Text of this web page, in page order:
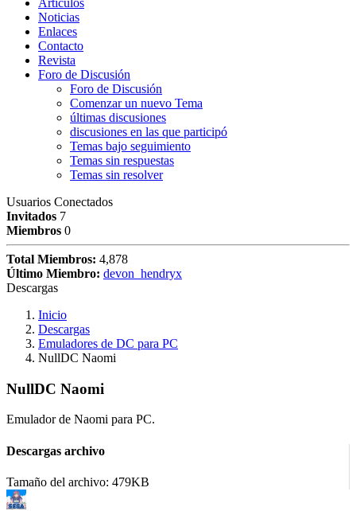
Artículos
Noticias
Enlaces
Contacto
Revista
Foro de Discusión
Foro de Discusión
Comenzar un nuevo Tema
últimas discusiones
discusiones en las que participó
Temas bajo seguimiento
Temas sin respuestas
Temas sin resolver
Usuarios Conectados
Invitados 7
Miembros 0
Total Miembros: 4,878
Último Miembro: devon_hendryx
Descargas
Inicio
Descargas
Emuladores de DC para PC
NullDC Naomi
NullDC Naomi
Emulador de Naomi para PC.
Descargas archivo
Tamaño del archivo: 479KB